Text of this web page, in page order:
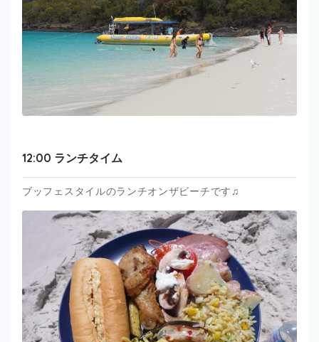
12:00 ランチタイム
ブッフェスタイルのランチオンザビーチです♫